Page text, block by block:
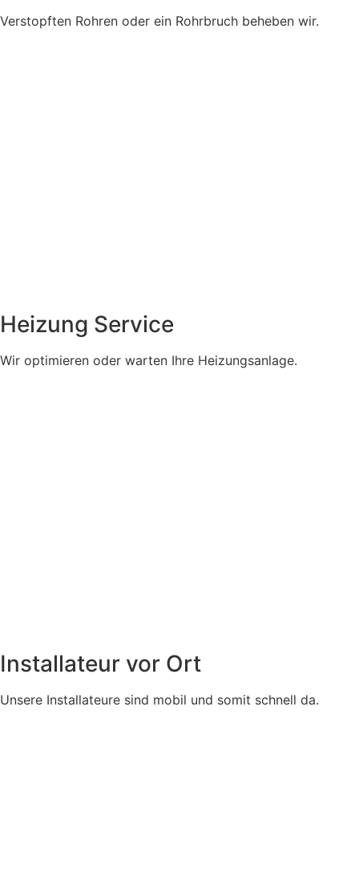
Verstopften Rohren oder ein Rohrbruch beheben wir.
Heizung Service
Wir optimieren oder warten Ihre Heizungsanlage.
Installateur vor Ort
Unsere Installateure sind mobil und somit schnell da.